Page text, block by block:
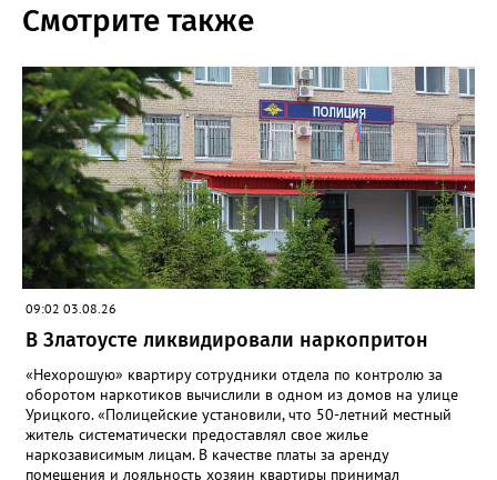
Смотрите также
09:02 03.08.26
В Златоусте ликвидировали наркопритон
«Нехорошую» квартиру сотрудники отдела по контролю за
оборотом наркотиков вычислили в одном из домов на улице
Урицкого. «Полицейские установили, что 50-летний местный
житель систематически предоставлял свое жилье
наркозависимым лицам. В качестве платы за аренду
помещения и лояльность хозяин квартиры принимал